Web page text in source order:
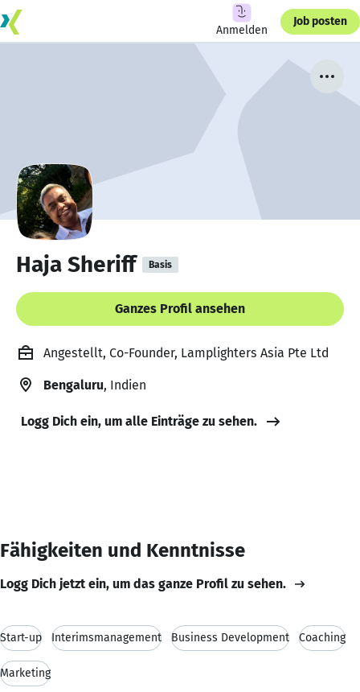
Anmelden
Job posten
Haja Sheriff Basis
Ganzes Profil ansehen
Angestellt, Co-Founder, Lamplighters Asia Pte Ltd
Bengaluru, Indien
Logg Dich ein, um alle Einträge zu sehen.
Fähigkeiten und Kenntnisse
Logg Dich jetzt ein, um das ganze Profil zu sehen.
Start-up Interimsmanagement Business Development Coaching
Marketing